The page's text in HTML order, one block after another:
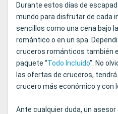
Durante estos días de
mundo para disfrutar de cada
sencillos como una cena bajo
romántico o en un spa.
cruceros románticos también
paquete “Todo Incluido”. No
las ofertas de cruceros,
crucero más económico y con
Ante cualquier duda, un